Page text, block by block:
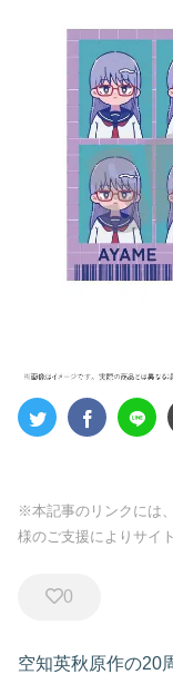
※本記事のリンクには
様のご支援によりサイ
0
空知英秋原作の20